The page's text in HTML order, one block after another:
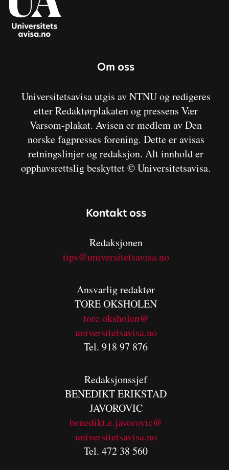
Om oss
Universitetsavisa utgis av NTNU og redigeres
etter Redaktørplakaten og pressens Vær
Varsom-plakat. Avisen er medlem av Den
norske fagpresses forening. Dette er avisas
retningslinjer og redaksjon. Alt innhold er
opphavsrettslig beskyttet © Universitetsavisa.
Kontakt oss
Redaksjonen
tips@universitetsavisa.no
Ansvarlig redaktør
TORE OKSHOLEN
tore.oksholen@
universitetsavisa.no
Tel. 918 97 876
Redaksjonssjef
BENEDIKTERIKSTAD
JAVOROVIC
benedikt.e.javorovic@
universitetsavisa.no
Tel. 472 38 560